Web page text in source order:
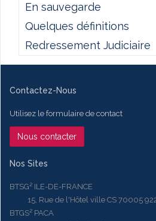
En sauvegarde
Quelques définitions
Redressement Judiciaire
Contactez-Nous
Utilisez le formulaire de contact
Nous contacter
Nos Sites
BTSG² ILE-DE-FRANCE
15, Rue de l'Hôtel ville CS 70005
BTGS² PACA